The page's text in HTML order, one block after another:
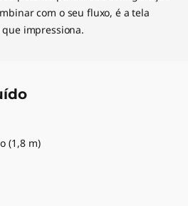
com o seu fluxo, é a tela
impressiona.
(1,8 m)